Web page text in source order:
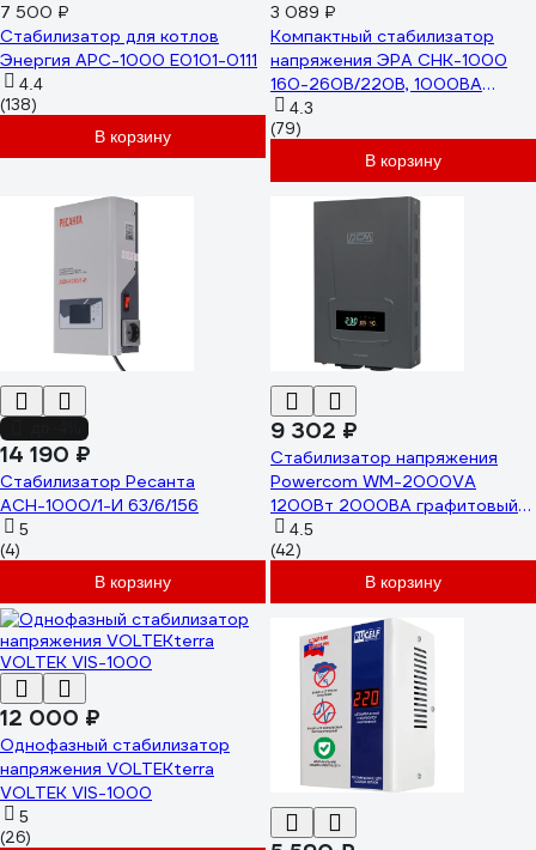
7 500 ₽
Стабилизатор для котлов
Энергия АРС-1000 Е0101-0111
4.4
(138)
В корзину
3 089 ₽
Компактный стабилизатор
напряжения ЭРА СНК-1000
160-260В/220В, 1000ВА
Б0032469
4.3
(79)
В корзину
14 190 ₽
Стабилизатор Ресанта
АСН-1000/1-И 63/6/156
5
(4)
В корзину
9 302 ₽
Стабилизатор напряжения
Powercom WM-2000VA
1200Вт 2000ВА графитовый
1928732
4.5
(42)
В корзину
12 000 ₽
Однофазный стабилизатор
напряжения VOLTEKterra
VOLTEK VIS-1000
5
(26)